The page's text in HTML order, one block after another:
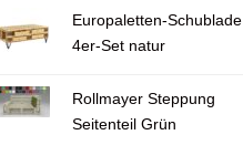
Europaletten-Schublade
4er-Set natur
Rollmayer Steppung
Seitenteil Grün